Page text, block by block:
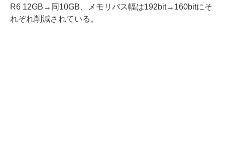
R6 12GB→同10GB、メモリバス幅は192bit→160bitにそ
れぞれ削減されている。